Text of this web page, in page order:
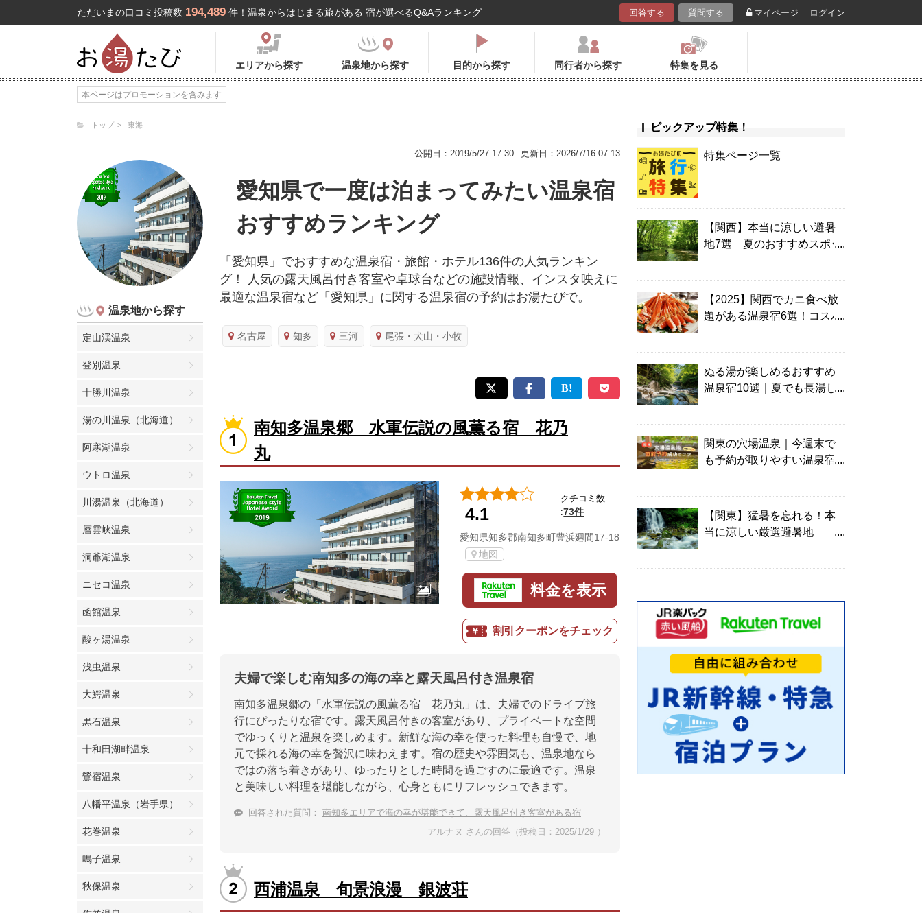
ただいまの口コミ投稿数 194,489 件！温泉からはじまる旅がある 宿が選べるQ&Aランキング 回答する 質問する マイページ ログイン
エリアから探す 温泉地から探す 目的から探す 同行者から探す 特集を見る
本ページはプロモーションを含みます
トップ 東海
公開日：2019/5/27 17:30 更新日：2026/7/16 07:13
温泉地から探す
定山渓温泉
登別温泉
十勝川温泉
湯の川温泉（北海道）
阿寒湖温泉
ウトロ温泉
川湯温泉（北海道）
層雲峡温泉
洞爺湖温泉
ニセコ温泉
函館温泉
酸ヶ湯温泉
浅虫温泉
大鰐温泉
黒石温泉
十和田湖畔温泉
鶯宿温泉
八幡平温泉（岩手県）
花巻温泉
鳴子温泉
秋保温泉
愛知県で一度は泊まってみたい温泉宿
おすすめランキング
「愛知県」でおすすめな温泉宿・旅館・ホテル136件の人気ランキン
グ！ 人気の露天風呂付き客室や卓球台などの施設情報、インスタ映えに
最適な温泉宿など「愛知県」に関する温泉宿の予約はお湯たびで。
名古屋 知多 三河 尾張・犬山・小牧
南知多温泉郷 水軍伝説の風薫る宿 花乃
丸
4.1
クチコミ数
:73件
愛知県知多郡南知多町豊浜廻間17-18
地図
料金を表示
割引クーポンをチェック
夫婦で楽しむ南知多の海の幸と露天風呂付き温泉宿
南知多温泉郷の「水軍伝説の風薫る宿 花乃丸」は、夫婦でのドライブ旅
行にぴったりな宿です。露天風呂付きの客室があり、プライベートな空間
でゆっくりと温泉を楽しめます。新鮮な海の幸を使った料理も自慢で、地
元で採れる海の幸を贅沢に味わえます。宿の歴史や雰囲気も、温泉地なら
ではの落ち着きがあり、ゆったりとした時間を過ごすのに最適です。温泉
と美味しい料理を堪能しながら、心身ともにリフレッシュできます。
回答された質問： 南知多エリアで海の幸が堪能できて、露天風呂付き客室がある宿
アルナヌ さんの回答（投稿日：2025/1/29 ）
西浦温泉 旬景浪漫 銀波荘
ピックアップ特集！
特集ページ一覧
【関西】本当に涼しい避暑
地7選 夏のおすすめスポッ
【2025】関西でカニ食べ放
題がある温泉宿6選！コスパ
ぬる湯が楽しめるおすすめ
温泉宿10選｜夏でも長湯し
関東の穴場温泉｜今週末で
も予約が取りやすい温泉宿
【関東】猛暑を忘れる！本
当に涼しい厳選避暑地